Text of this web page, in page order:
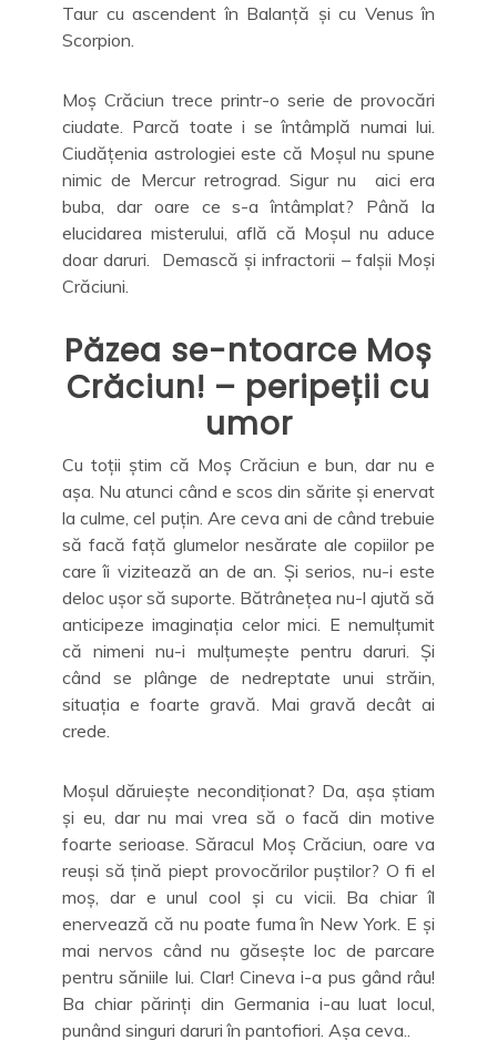
Taur cu ascendent în Balanță și cu Venus în
Scorpion.
Moș Crăciun trece printr-o serie de provocări
ciudate. Parcă toate i se întâmplă numai lui.
Ciudățenia astrologiei este că Moșul nu spune
nimic de Mercur retrograd. Sigur nu aici era
buba, dar oare ce s-a întâmplat? Până la
elucidarea misterului, află că Moșul nu aduce
doar daruri. Demască și infractorii – falșii Moși
Crăciuni.
Păzea se-ntoarce Moș
Crăciun! – peripeții cu
umor
Cu toții știm că Moș Crăciun e bun, dar nu e
așa. Nu atunci când e scos din sărite și enervat
la culme, cel puțin. Are ceva ani de când trebuie
să facă față glumelor nesărate ale copiilor pe
care îi vizitează an de an. Și serios, nu-i este
deloc ușor să suporte. Bătrânețea nu-l ajută să
anticipeze imaginația celor mici. E nemulțumit
că nimeni nu-i mulțumește pentru daruri. Și
când se plânge de nedreptate unui străin,
situația e foarte gravă. Mai gravă decât ai
crede.
Moșul dăruiește necondiționat? Da, așa știam
și eu, dar nu mai vrea să o facă din motive
foarte serioase. Săracul Moș Crăciun, oare va
reuși să țină piept provocărilor puștilor? O fi el
moș, dar e unul cool și cu vicii. Ba chiar îl
enervează că nu poate fuma în New York. E și
mai nervos când nu găsește loc de parcare
pentru săniile lui. Clar! Cineva i-a pus gând râu!
Ba chiar părinți din Germania i-au luat locul,
punând singuri daruri în pantofiori. Așa ceva..